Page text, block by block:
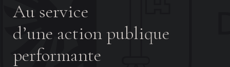
Au service
d’une action publique
performante